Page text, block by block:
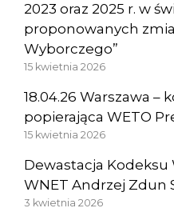
2023 oraz 2025 r. w
proponowanych
Wyborczego”
15 kwietnia 2026
18.04.26 Warszawa –
popierająca WETO
15 kwietnia 2026
Dewastacja Kodeksu
WNET Andrzej Zdun
3 kwietnia 2026